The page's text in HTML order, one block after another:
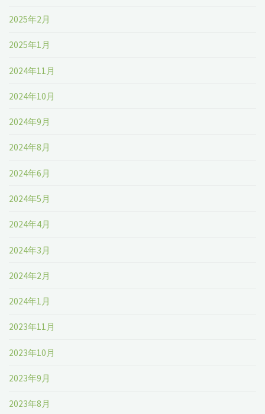
2025年2月
2025年1月
2024年11月
2024年10月
2024年9月
2024年8月
2024年6月
2024年5月
2024年4月
2024年3月
2024年2月
2024年1月
2023年11月
2023年10月
2023年9月
2023年8月